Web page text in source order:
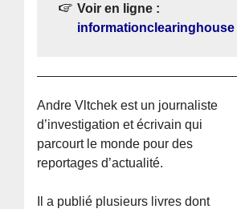
Voir en ligne :
informationclearinghouse
Andre Vltchek est un journaliste
d’investigation et écrivain qui
parcourt le monde pour des
reportages d’actualité.
Il a publié plusieurs livres dont